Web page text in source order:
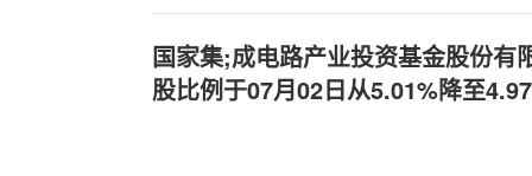
国家集;成电路产业投资基金股份有
股比例于07月02日从5.01%降至